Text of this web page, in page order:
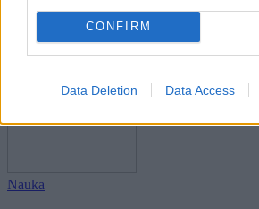
CONFIRM
Data Deletion Data Access
Ten krótki test sprawdzi, jak
wszechstronna j...
Nauka